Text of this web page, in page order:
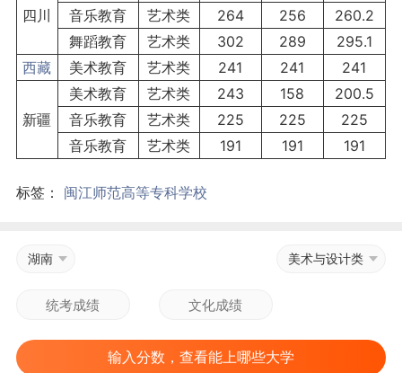
四川
音乐教育
艺术类 264 256
260.2
舞蹈教育
艺术类 302 289
295.1
西藏
美术教育 艺术类 241 241 241
新疆
美术教育 艺术类 243 158
200.5
音乐教育
艺术类 225 225
225
音乐教育
艺术类 191 191 191
标签： 闽江师范高等专科学校
湖南 美术与设计类
输入分数，查看能上哪些大学